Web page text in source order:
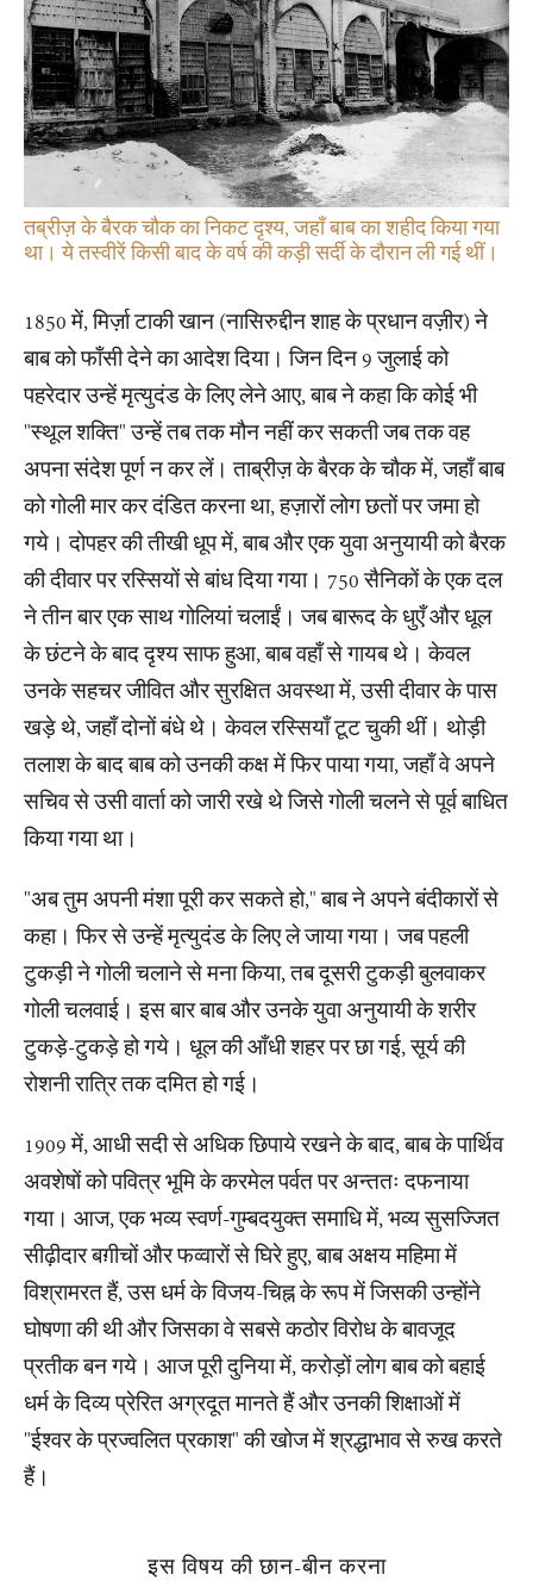
तब्रीज़ के बैरक चौक का निकट दृश्य, जहाँ बाब का शहीद किया गया
था। ये तस्वीरें किसी बाद के वर्ष की कड़ी सर्दी के दौरान ली गई थीं।
1850 में, मिर्ज़ा टाकी खान (नासिरुद्दीन शाह के प्रधान वज़ीर) ने
बाब को फाँसी देने का आदेश दिया। जिन दिन 9 जुलाई को
पहरेदार उन्हें मृत्युदंड के लिए लेने आए, बाब ने कहा कि कोई भी
"स्थूल शक्ति" उन्हें तब तक मौन नहीं कर सकती जब तक वह
अपना संदेश पूर्ण न कर लें। ताब्रीज़ के बैरक के चौक में, जहाँ बाब
को गोली मार कर दंडित करना था, हज़ारों लोग छतों पर जमा हो
गये। दोपहर की तीखी धूप में, बाब और एक युवा अनुयायी को बैरक
की दीवार पर रस्सियों से बांध दिया गया। 750 सैनिकों के एक दल
ने तीन बार एक साथ गोलियां चलाईं। जब बारूद के धुएँ और धूल
के छंटने के बाद दृश्य साफ हुआ, बाब वहाँ से गायब थे। केवल
उनके सहचर जीवित और सुरक्षित अवस्था में, उसी दीवार के पास
खड़े थे, जहाँ दोनों बंधे थे। केवल रस्सियाँ टूट चुकी थीं। थोड़ी
तलाश के बाद बाब को उनकी कक्ष में फिर पाया गया, जहाँ वे अपने
सचिव से उसी वार्ता को जारी रखे थे जिसे गोली चलने से पूर्व बाधित
किया गया था।
"अब तुम अपनी मंशा पूरी कर सकते हो," बाब ने अपने बंदीकारों से
कहा। फिर से उन्हें मृत्युदंड के लिए ले जाया गया। जब पहली
टुकड़ी ने गोली चलाने से मना किया, तब दूसरी टुकड़ी बुलवाकर
गोली चलवाई। इस बार बाब और उनके युवा अनुयायी के शरीर
टुकड़े-टुकड़े हो गये। धूल की आँधी शहर पर छा गई, सूर्य की
रोशनी रात्रि तक दमित हो गई।
1909 में, आधी सदी से अधिक छिपाये रखने के बाद, बाब के पार्थिव
अवशेषों को पवित्र भूमि के करमेल पर्वत पर अन्ततः दफनाया
गया। आज, एक भव्य स्वर्ण-गुम्बदयुक्त समाधि में, भव्य सुसज्जित
सीढ़ीदार बग़ीचों और फव्वारों से घिरे हुए, बाब अक्षय महिमा में
विश्रामरत हैं, उस धर्म के विजय-चिह्न के रूप में जिसकी उन्होंने
घोषणा की थी और जिसका वे सबसे कठोर विरोध के बावजूद
प्रतीक बन गये। आज पूरी दुनिया में, करोड़ों लोग बाब को बहाई
धर्म के दिव्य प्रेरित अग्रदूत मानते हैं और उनकी शिक्षाओं में
"ईश्वर के प्रज्वलित प्रकाश" की खोज में श्रद्धाभाव से रुख करते
हैं।
इस विषय की छान-बीन करना